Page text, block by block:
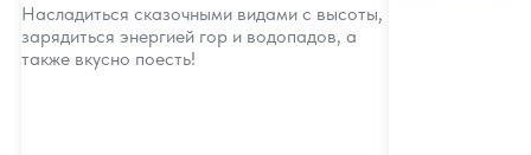
Насладиться сказочными видами с высоты,
зарядиться энергией гор и водопадов, а
также вкусно поесть!